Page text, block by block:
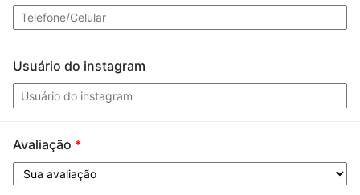
Usuário do instagram
Avaliação *